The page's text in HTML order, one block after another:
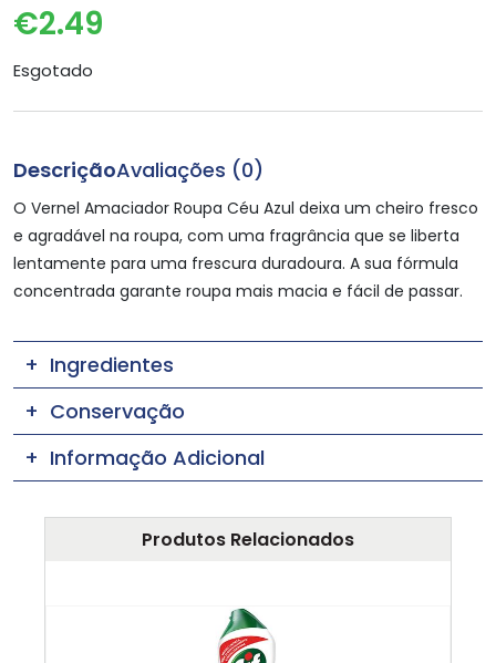
€2.49
Esgotado
DescriçãoAvaliações (0)
O Vernel Amaciador Roupa Céu Azul deixa um cheiro fresco
e agradável na roupa, com uma fragrância que se liberta
lentamente para uma frescura duradoura. A sua fórmula
concentrada garante roupa mais macia e fácil de passar.
Ingredientes
Conservação
Informação Adicional
Produtos Relacionados